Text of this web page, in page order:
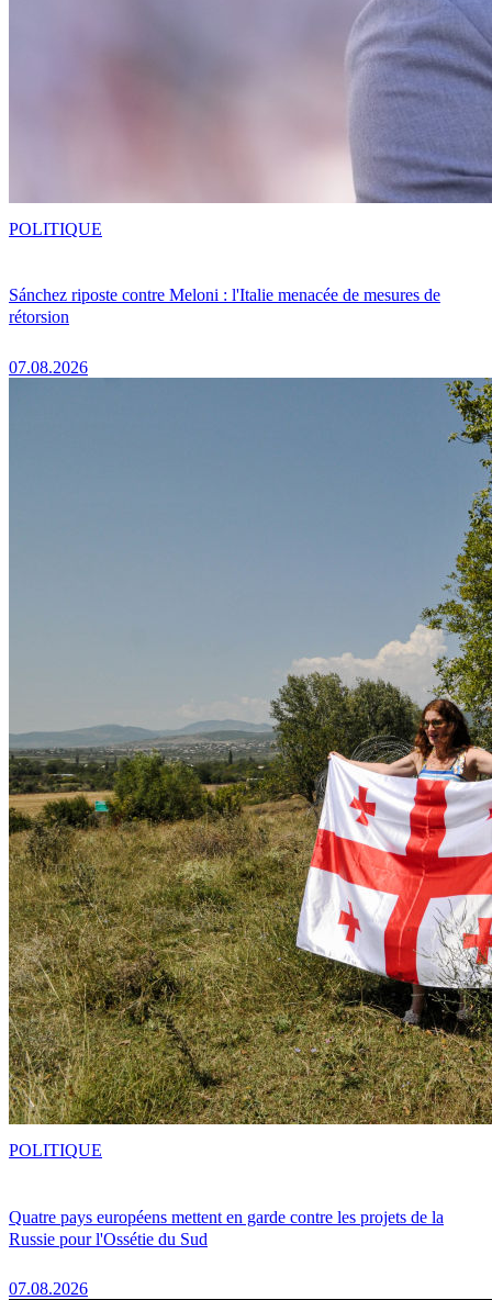
Sánchez riposte contre Meloni : l'Italie menacée de mesures de
rétorsion
07.08.2026
POLITIQUE
Quatre pays européens mettent en garde contre les projets de la
Russie pour l'Ossétie du Sud
07.08.2026
POLITIQUE